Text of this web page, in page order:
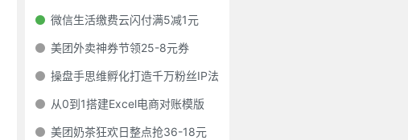
微信生活缴费云闪付满5减1元
美团外卖神券节领25-8元券
操盘手思维孵化打造千万粉丝IP法
从0到1搭建Excel电商对账模版
美团奶茶狂欢日整点抢36-18元